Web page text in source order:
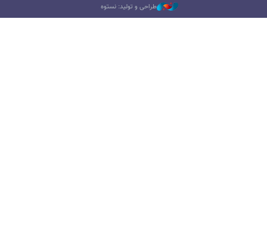
طراحی و تولید: نستوه